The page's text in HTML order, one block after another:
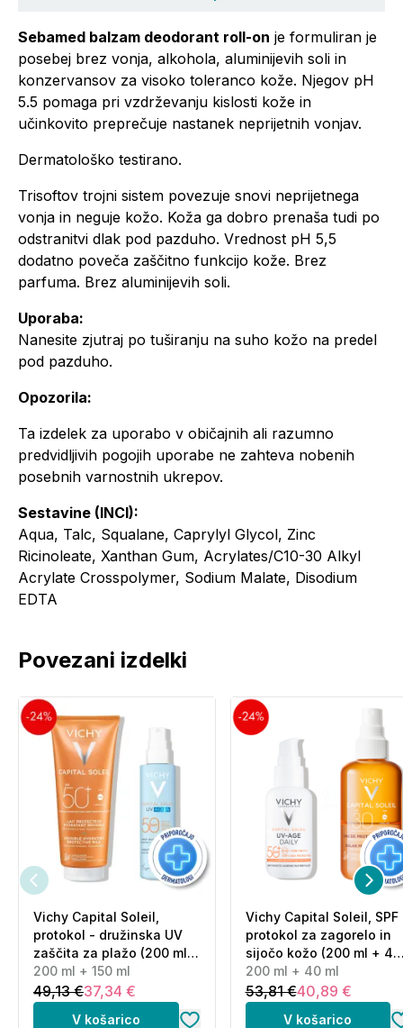
Sebamed balzam deodorant roll-on je formuliran je
posebej brez vonja, alkohola, aluminijevih soli in
konzervansov za visoko toleranco kože. Njegov pH
5.5 pomaga pri vzdrževanju kislosti kože in
učinkovito preprečuje nastanek neprijetnih vonjav.
Dermatološko testirano.
Trisoftov trojni sistem povezuje snovi neprijetnega
vonja in neguje kožo. Koža ga dobro prenaša tudi po
odstranitvi dlak pod pazduho. Vrednost pH 5,5
dodatno poveča zaščitno funkcijo kože. Brez
parfuma. Brez aluminijevih soli.
Uporaba:
Nanesite zjutraj po tuširanju na suho kožo na predel
pod pazduho.
Opozorila:
Ta izdelek za uporabo v običajnih ali razumno
predvidljivih pogojih uporabe ne zahteva nobenih
posebnih varnostnih ukrepov.
Sestavine (INCI):
Aqua, Talc, Squalane, Caprylyl Glycol, Zinc
Ricinoleate, Xanthan Gum, Acrylates/C10-30 Alkyl
Acrylate Crosspolymer, Sodium Malate, Disodium
EDTA
Povezani izdelki
Vichy Capital Soleil,
protokol - družinska UV
zaščita za plažo (200 ml +
150 ml)
200 ml + 150 ml
49,13 €37,34 €
V košarico
Vichy Capital Soleil, SPF
protokol za zagorelo in
sijočo kožo (200 ml + 40
ml)
200 ml + 40 ml
53,81 €40,89 €
V košarico